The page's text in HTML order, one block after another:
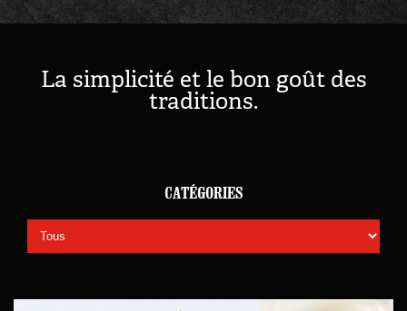
La simplicité et le bon goût des
traditions.
CATÉGORIES